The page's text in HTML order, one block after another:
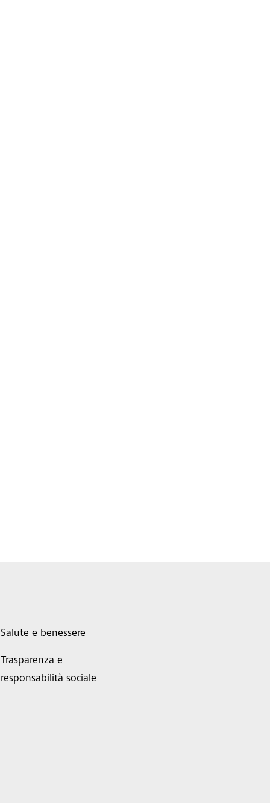
Salute e benessere
Trasparenza e
responsabilità sociale